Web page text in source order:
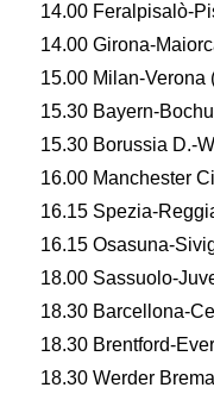
14.00 Feralpisalò-
14.00 Girona-
15.00 Milan-Verona
15.30 Bayern-
15.30 Borussia D.-
16.00 Manchester
16.15 Spezia-
16.15 Osasuna-
18.00 Sassuolo-
18.30 Barcellona-
18.30 Brentford-
18.30 Werder